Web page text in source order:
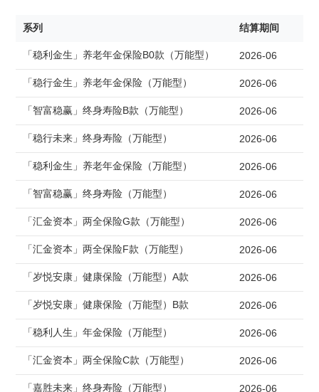
系列 结算期间
「稳利金生」养老年金保险B0款（万能型） 2026-06
「稳行金生」养老年金保险（万能型） 2026-06
「智富稳赢」终身寿险B款（万能型） 2026-06
「稳行未来」终身寿险（万能型） 2026-06
「稳利金生」养老年金保险（万能型） 2026-06
「智富稳赢」终身寿险（万能型） 2026-06
「汇金资本」两全保险G款（万能型） 2026-06
「汇金资本」两全保险F款（万能型） 2026-06
「岁悦安康」健康保险（万能型）A款 2026-06
「岁悦安康」健康保险（万能型）B款 2026-06
「稳利人生」年金保险（万能型） 2026-06
「汇金资本」两全保险C款（万能型） 2026-06
「嘉胜未来」终身寿险（万能型） 2026-06